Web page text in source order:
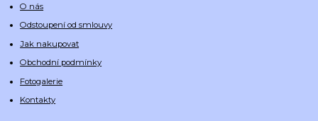
O nás
Odstoupení od smlouvy
Jak nakupovat
Obchodní podmínky
Fotogalerie
Kontakty